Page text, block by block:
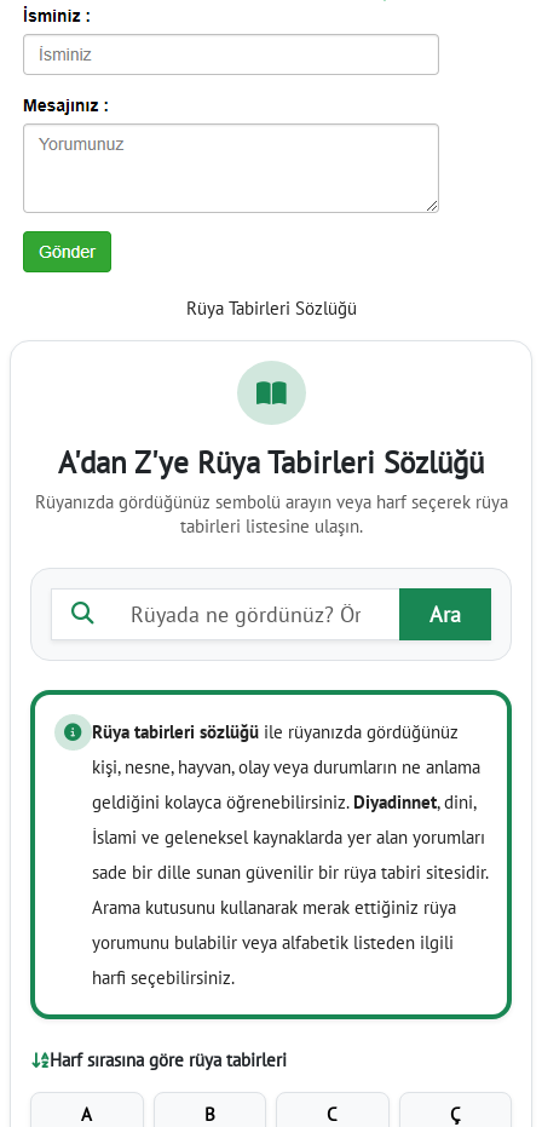
Rüya Tabirleri Sözlüğü
A'dan Z'ye Rüya Tabirleri Sözlüğü
Rüyanızda gördüğünüz sembolü arayın veya harf seçerek rüya
tabirleri listesine ulaşın.
Rüya tabiri ara
Ara
Rüya tabirleri sözlüğü ile rüyanızda gördüğünüz
kişi, nesne, hayvan, olay veya durumların ne anlama
geldiğini kolayca öğrenebilirsiniz. Diyadinnet, dini,
İslami ve geleneksel kaynaklarda yer alan yorumları
sade bir dille sunan güvenilir bir rüya tabiri sitesidir.
Arama kutusunu kullanarak merak ettiğiniz rüya
yorumunu bulabilir veya alfabetik listeden ilgili
harfi seçebilirsiniz.
Harf sırasına göre rüya tabirleri
A B C Ç